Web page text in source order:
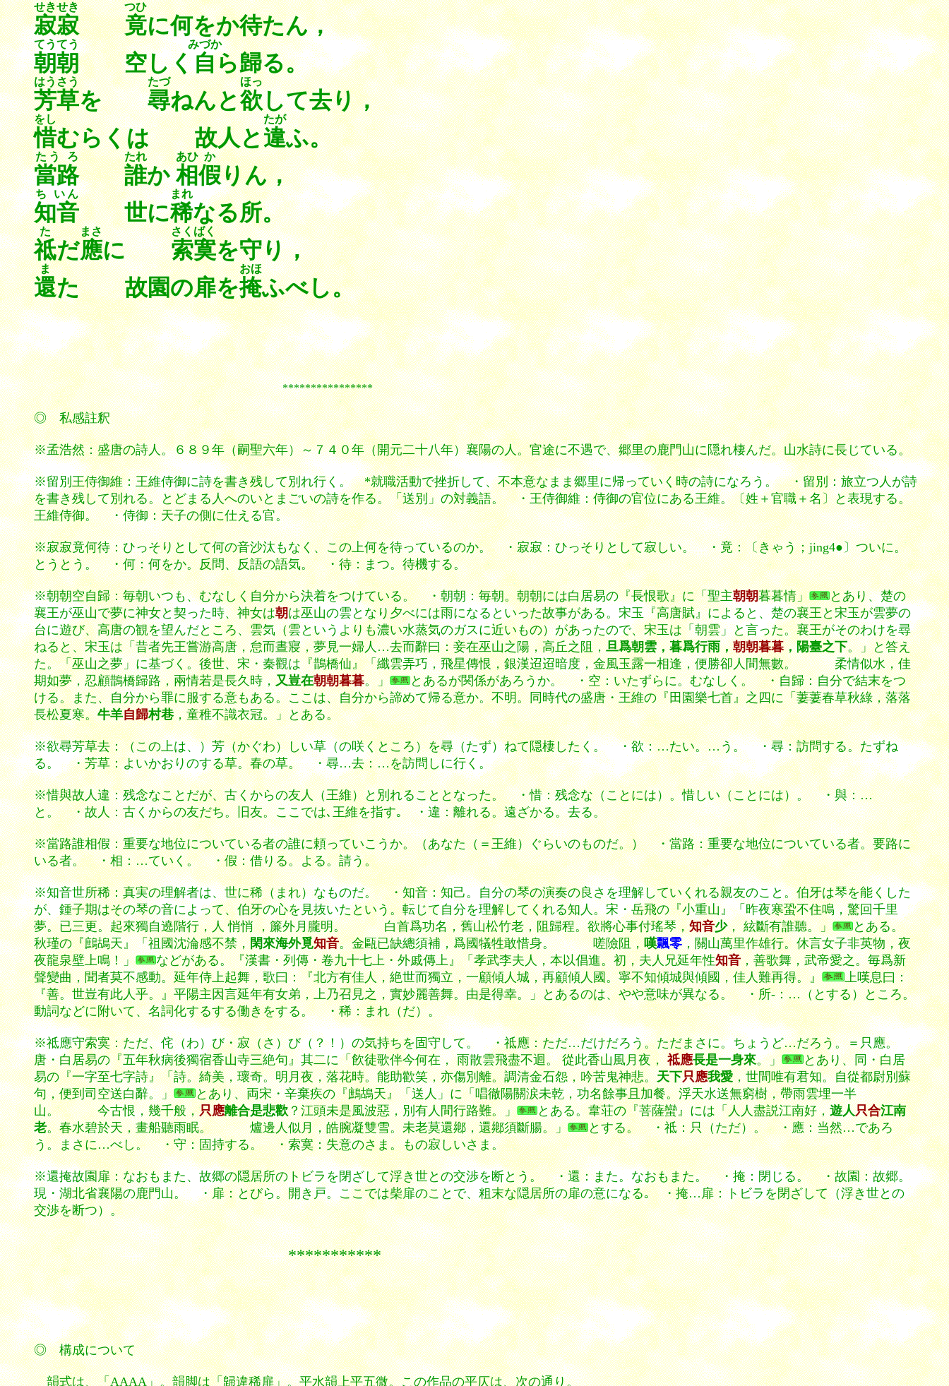
寂寂
せきせき
竟
つひ
に何をか待たん，
朝朝
てうてう
空しく自
みづか
ら歸る。
芳草
はうさう
を尋
たづ
ねんと欲
ほっ
して去り，
惜
をし
むらくは 故人と違
たが
ふ。
當路
たう ろ
誰
たれ
か相
あひ
假
か
りん，
知音
ち いん
世に稀
まれ
なる所。
祗
た
だ應
まさ
に索寞
さくばく
を守り，
還
ま
た 故園の扉を掩
おほ
ふべし。
****************
◎ 私感註釈
※孟浩然：盛唐の詩人。６８９年（嗣聖六年）～７４０年（開元二十八年）襄陽の人。官途に不遇で、郷里の鹿門山に隠れ棲んだ。山水詩に長じている。
※留別王侍御維：王維侍御に詩を書き残して別れ行く。 *就職活動で挫折して、不本意なまま郷里に帰っていく時の詩になろう。 ・留別：旅立つ人が詩
を書き残して別れる。とどまる人へのいとまごいの詩を作る。「送別」の対義語。 ・王侍御維：侍御の官位にある王維。〔姓＋官職＋名〕と表現する。
王維侍御。 ・侍御：天子の側に仕える官。
※寂寂竟何待：ひっそりとして何の音沙汰もなく、この上何を待っているのか。 ・寂寂：ひっそりとして寂しい。 ・竟：〔きゃう；jing4●〕ついに。
とうとう。 ・何：何をか。反問、反語の語気。 ・待：まつ。待機する。
※朝朝空自歸：毎朝いつも、むなしく自分から決着をつけている。 ・朝朝：毎朝。朝朝には白居易の『長恨歌』に「聖主朝朝暮暮情」
とあり、楚の
襄王が巫山で夢に神女と契った時、神女は朝は巫山の雲となり夕べには雨になるといった故事がある。宋玉『高唐賦』によると、楚の襄王と宋玉が雲夢の
台に遊び、高唐の観を望んだところ、雲気（雲というよりも濃い水蒸気のガスに近いもの）があったので、宋玉は「朝雲」と言った。襄王がそのわけを尋
ねると、宋玉は「昔者先王嘗游高唐，怠而晝寢，夢見一婦人…去而辭曰：妾在巫山之陽，高丘之阻，旦爲朝雲，暮爲行雨，朝朝暮暮，陽臺之下。」と答え
た。「巫山之夢」に基づく。後世、宋・秦觀は『鵲橋仙』「纖雲弄巧，飛星傳恨，銀漢迢迢暗度，金風玉露一相逢，便勝卻人間無數。 柔情似水，佳
期如夢，忍顧鵲橋歸路，兩情若是長久時，又豈在朝朝暮暮。」
とあるが関係があろうか。 ・空：いたずらに。むなしく。 ・自歸：自分で結末をつ
ける。また、自分から罪に服する意もある。ここは、自分から諦めて帰る意か。不明。同時代の盛唐・王維の『田園樂七首』之四に「萋萋春草秋綠，落落
長松夏寒。牛羊自歸村巷，童稚不識衣冠。」とある。
※欲尋芳草去：（この上は、）芳（かぐわ）しい草（の咲くところ）を尋（たず）ねて隠棲したく。 ・欲：…たい。…う。 ・尋：訪問する。たずね
る。 ・芳草：よいかおりのする草。春の草。 ・尋…去：…を訪問しに行く。
※惜與故人違：残念なことだが、古くからの友人（王維）と別れることとなった。 ・惜：残念な（ことには）。惜しい（ことには）。 ・與：…
と。 ・故人：古くからの友だち。旧友。ここでは､王維を指す｡ ・違：離れる。遠ざかる。去る。
※當路誰相假：重要な地位についている者の誰に頼っていこうか。（あなた（＝王維）ぐらいのものだ。） ・當路：重要な地位についている者。要路に
いる者。 ・相：…ていく。 ・假：借りる。よる。請う。
※知音世所稀：真実の理解者は、世に稀（まれ）なものだ。 ・知音：知己。自分の琴の演奏の良さを理解していくれる親友のこと。伯牙は琴を能くした
が、鍾子期はその琴の音によって、伯牙の心を見抜いたという。転じて自分を理解してくれる知人。宋・岳飛の『小重山』「昨夜寒蛩不住鳴，驚回千里
夢。已三更。起來獨自遶階行，人 悄悄 ，簾外月朧明。 白首爲功名，舊山松竹老，阻歸程。欲將心事付瑤琴，知音少， 絃斷有誰聽。」
とある。
秋瑾の『鷓鴣天』「祖國沈淪感不禁，閑來海外覓知音。金甌已缺總須補，爲國犠牲敢惜身。 嗟險阻，嘆飄零，關山萬里作雄行。休言女子非英物，夜
夜龍泉壁上鳴！」
などがある。『漢書・列傳・卷九十七上・外戚傳上』「孝武李夫人，本以倡進。初，夫人兄延年性知音，善歌舞，武帝愛之。毎爲新
聲變曲，聞者莫不感動。延年侍上起舞，歌曰：『北方有佳人，絶世而獨立，一顧傾人城，再顧傾人國。寧不知傾城與傾國，佳人難再得。』
上嘆息曰：
『善。世豈有此人乎。』平陽主因言延年有女弟，上乃召見之，實妙麗善舞。由是得幸。」とあるのは、やや意味が異なる。 ・所-：…（とする）ところ。
動詞などに附いて、名詞化するする働きをする。 ・稀：まれ（だ）。
※祗應守索寞：ただ、侘（わ）び・寂（さ）び（？！）の気持ちを固守して。 ・祗應：ただ…だけだろう。ただまさに。ちょうど…だろう。＝只應。
唐・白居易の『五年秋病後獨宿香山寺三絶句』其二に「飮徒歌伴今何在， 雨散雲飛盡不迴。 從此香山風月夜，祗應長是一身來。」
とあり、同・白居
易の『一字至七字詩』「詩。綺美，瓌奇。明月夜，落花時。能助歡笑，亦傷別離。調清金石怨，吟苦鬼神悲。天下只應我愛，世間唯有君知。自從都尉別蘇
句，便到司空送白辭。」
とあり、両宋・辛棄疾の『鷓鴣天』「送人」に「唱徹陽關涙未乾，功名餘事且加餐。浮天水送無窮樹，帶雨雲埋一半
山。 今古恨，幾千般，只應離合是悲歡？江頭未是風波惡，別有人間行路難。」 とある。韋荘の『菩薩蠻』には「人人盡説江南好，遊人只合江南
老。春水碧於天，畫船聽雨眠。 爐邊人似月，皓腕凝雙雪。未老莫還鄕，還鄕須斷腸。」
とする。 ・祗：只（ただ）。 ・應：当然…であろ
う。まさに…べし。 ・守：固持する。 ・索寞：失意のさま。もの寂しいさま。
※還掩故園扉：なおもまた、故郷の隠居所のトビラを閉ざして浮き世との交渉を断とう。 ・還：また。なおもまた。 ・掩：閉じる。 ・故園：故郷。
現・湖北省襄陽の鹿門山。 ・扉：とびら。開き戸。ここでは柴扉のことで、粗末な隠居所の扉の意になる｡ ・掩…扉：トビラを閉ざして（浮き世との
交渉を断つ）。
***********
◎ 構成について
韻式は、「AAAA」。韻脚は「歸違稀扉」。平水韻上平五微。この作品の平仄は、次の通り。